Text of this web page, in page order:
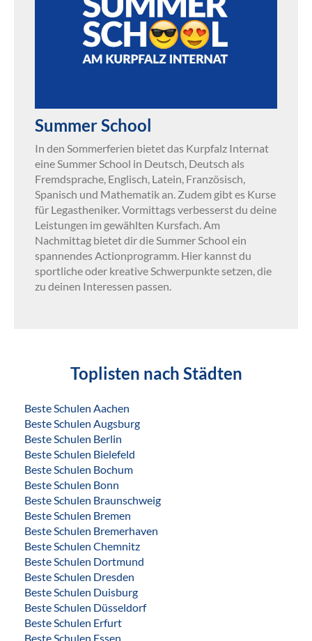
Summer School
In den Sommerferien bietet das Kurpfalz Internat
eine Summer School in Deutsch, Deutsch als
Fremdsprache, Englisch, Latein, Französisch,
Spanisch und Mathematik an. Zudem gibt es Kurse
für Legastheniker. Vormittags verbesserst du deine
Leistungen im gewählten Kursfach. Am
Nachmittag bietet dir die Summer School ein
spannendes Actionprogramm. Hier kannst du
sportliche oder kreative Schwerpunkte setzen, die
zu deinen Interessen passen.
Toplisten nach Städten
Beste Schulen Aachen
Beste Schulen Augsburg
Beste Schulen Berlin
Beste Schulen Bielefeld
Beste Schulen Bochum
Beste Schulen Bonn
Beste Schulen Braunschweig
Beste Schulen Bremen
Beste Schulen Bremerhaven
Beste Schulen Chemnitz
Beste Schulen Dortmund
Beste Schulen Dresden
Beste Schulen Duisburg
Beste Schulen Düsseldorf
Beste Schulen Erfurt
Beste Schulen Essen